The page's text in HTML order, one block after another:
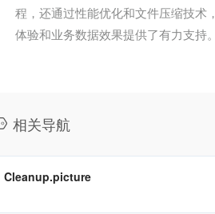
程，还通过性能优化和文件压缩技术
体验和业务数据效果提供了有力支持。
相关导航
Cleanup.picture